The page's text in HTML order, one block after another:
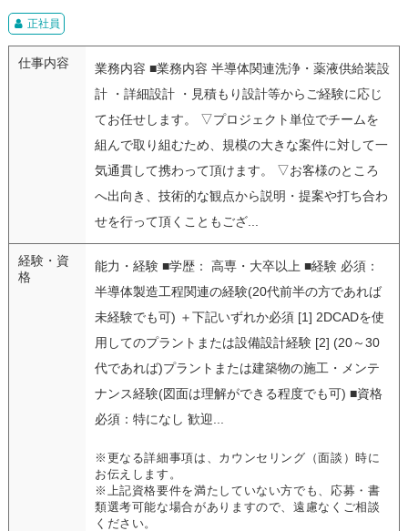
正社員
仕事内容
業務内容 ■業務内容 半導体関連洗浄・薬液供給装設
計 ・詳細設計 ・見積もり設計等からご経験に応じ
てお任せします。 ▽プロジェクト単位でチームを
組んで取り組むため、規模の大きな案件に対して一
気通貫して携わって頂けます。 ▽お客様のところ
へ出向き、技術的な観点から説明・提案や打ち合わ
せを行って頂くこともござ...
経験・資
格
能力・経験 ■学歴： 高専・大卒以上 ■経験 必須：
半導体製造工程関連の経験(20代前半の方であれば
未経験でも可) ＋下記いずれか必須 [1] 2DCADを使
用してのプラントまたは設備設計経験 [2] (20～30
代であれば)プラントまたは建築物の施工・メンテ
ナンス経験(図面は理解ができる程度でも可) ■資格
必須：特になし 歓迎...
※更なる詳細事項は、カウンセリング（面談）時に
お伝えします。
※上記資格要件を満たしていない方でも、応募・書
類選考可能な場合がありますので、遠慮なくご相談
ください。